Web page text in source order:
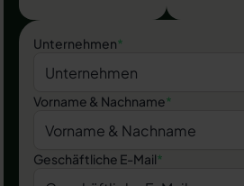
Unternehmen*
Vorname & Nachname*
Geschäftliche E-Mail*